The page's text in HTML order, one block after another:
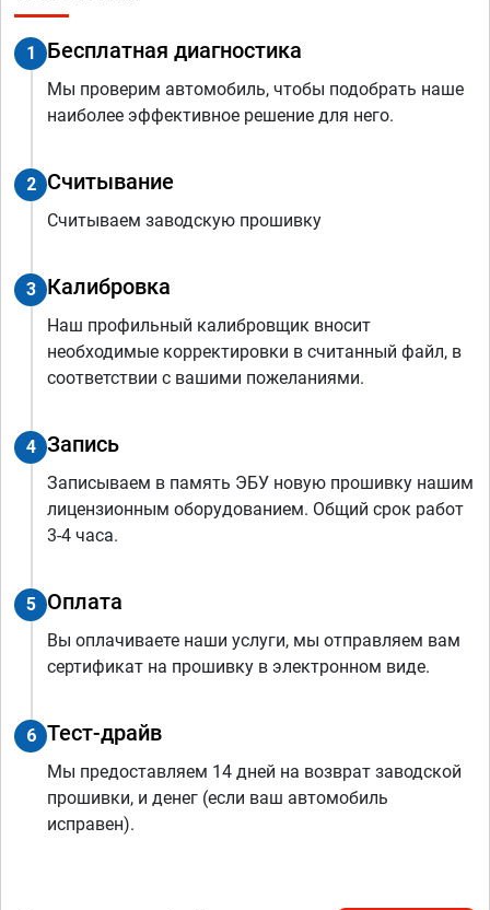
1 Бесплатная диагностика
Мы проверим автомобиль, чтобы подобрать наше
наиболее эффективное решение для него.
2 Считывание
Считываем заводскую прошивку
3 Калибровка
Наш профильный калибровщик вносит
необходимые корректировки в считанный файл, в
соответствии с вашими пожеланиями.
4 Запись
Записываем в память ЭБУ новую прошивку нашим
лицензионным оборудованием. Общий срок работ
3-4 часа.
5 Оплата
Вы оплачиваете наши услуги, мы отправляем вам
сертификат на прошивку в электронном виде.
6 Тест-драйв
Мы предоставляем 14 дней на возврат заводской
прошивки, и денег (если ваш автомобиль
исправен).